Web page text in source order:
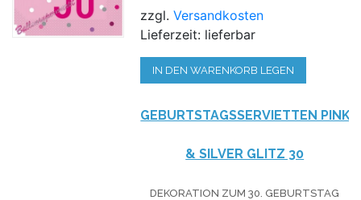
zzgl.Versandkosten
Lieferzeit: lieferbar
IN DEN WARENKORB LEGEN
GEBURTSTAGSSERVIETTEN PINK
& SILVER GLITZ 30
DEKORATION ZUM 30. GEBURTSTAG